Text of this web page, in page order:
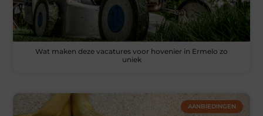
Wat maken deze vacatures voor hovenier in Ermelo zo
uniek
AANBIEDINGEN